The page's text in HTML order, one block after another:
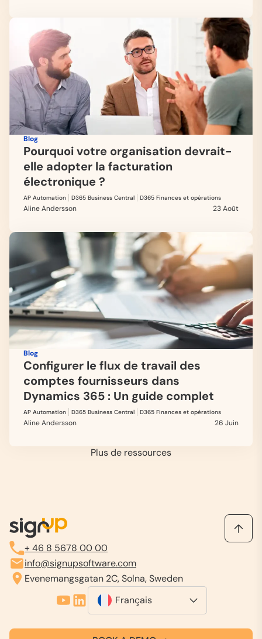
Blog
Pourquoi votre organisation devrait-
elle adopter la facturation
électronique ?
AP Automation D365 Business Central D365 Finances et opérations
Aline Andersson 23 Août
Blog
Configurer le flux de travail des
comptes fournisseurs dans
Dynamics 365 : Un guide complet
AP Automation D365 Business Central D365 Finances et opérations
Aline Andersson 26 Juin
Plus de ressources
+ 46 8 5678 00 00
info@signupsoftware.com
Evenemangsgatan 2C, Solna, Sweden
Français